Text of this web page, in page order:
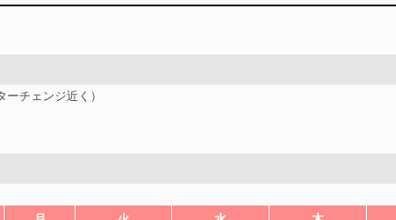
チェンジ近く）